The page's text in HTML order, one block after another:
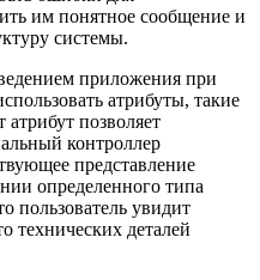
им понятное сообщение и
системы.
приложения при
атрибуты, такие
атрибут позволяет
контроллер
представление
определенного типа
пользователь увидит
технических деталей